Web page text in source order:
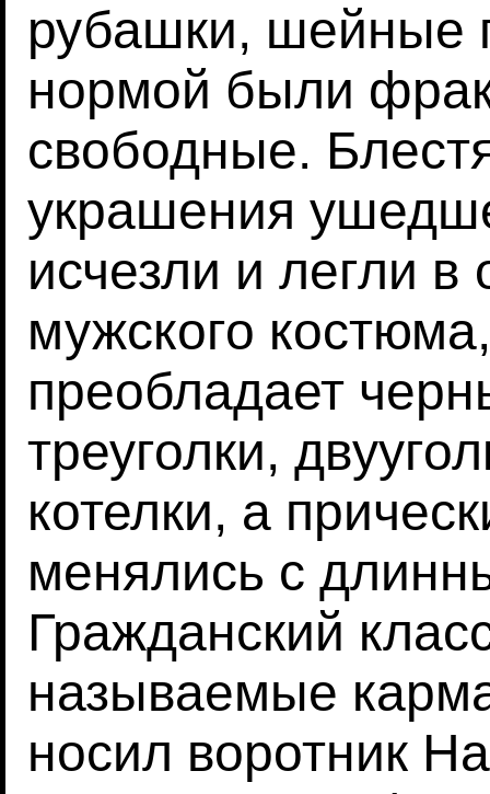
рубашки, шейные
нормой были
свободные.
украшения
исчезли и легли в
мужского
преобладает
треуголки,
котелки, а
менялись с
Гражданский
называемые
носил воротник